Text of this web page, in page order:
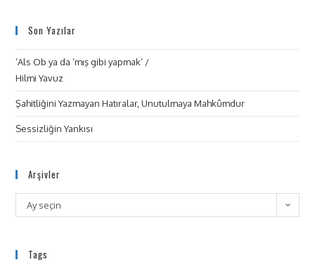
Son Yazılar
‘Als Ob ya da ‘mış gibi yapmak’ /
Hilmi Yavuz
Şahitliğini Yazmayan Hatıralar, Unutulmaya Mahkûmdur
Sessizliğin Yankısı
Arşivler
Ay seçin
Tags